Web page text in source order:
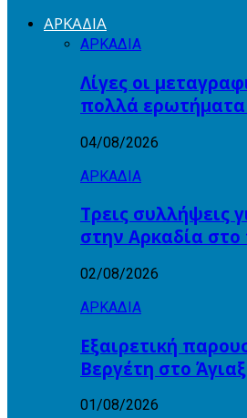
ΑΡΚΑΔΙΑ
ΑΡΚΑΔΙΑ
Λίγες οι
πολλά ερωτήματα
04/08/2026
ΑΡΚΑΔΙΑ
Τρεις συλλήψεις
στην Αρκαδία
02/08/2026
ΑΡΚΑΔΙΑ
Εξαιρετική
Βεργέτη στο
01/08/2026